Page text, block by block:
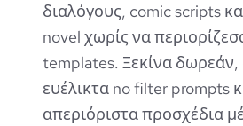
διαλόγους, comic scripts
novel χωρίς να
templates. Ξεκίνα δωρεάν,
ευέλικτα no filter prompts
απεριόριστα προσχέδια